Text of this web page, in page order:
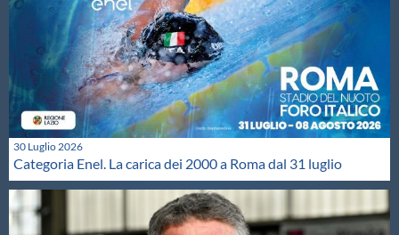
30 Luglio 2026
Categoria Enel. La carica dei 2000 a Roma dal 31 luglio